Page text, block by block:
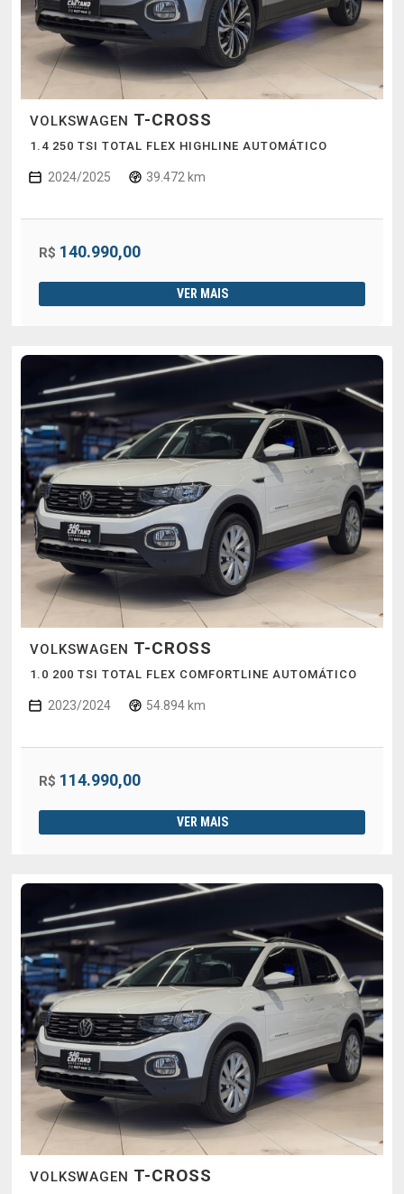
VOLKSWAGEN T-CROSS
1.4 250 TSI TOTAL FLEX HIGHLINE AUTOMÁTICO
2024/2025 39.472 km
R$ 140.990,00
VER MAIS
VOLKSWAGEN T-CROSS
1.0 200 TSI TOTAL FLEX COMFORTLINE AUTOMÁTICO
2023/2024 54.894 km
R$ 114.990,00
VER MAIS
VOLKSWAGEN T-CROSS